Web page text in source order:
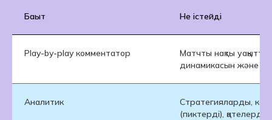
Бағыт Не істейді
Play-by-play комментатор
Матчты нақты уақытта
динамикасын және
Аналитик
Стратегияларды,
(пиктерді),
бағдарламаларымыз
берушілермен бірлесіп